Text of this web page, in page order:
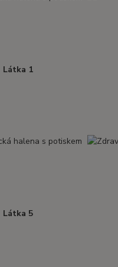
Látka 1
Látka 5